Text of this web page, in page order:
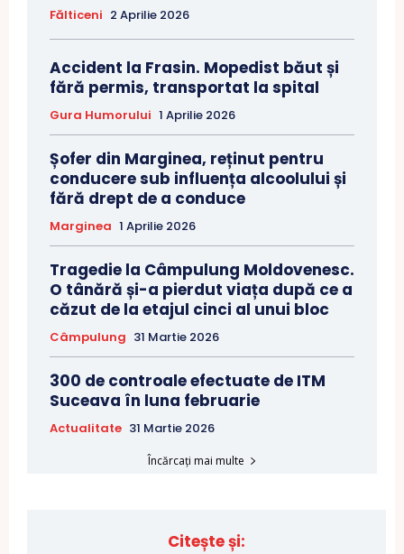
Fălticeni 2 Aprilie 2026
Accident la Frasin. Mopedist băut și
fără permis, transportat la spital
Gura Humorului 1 Aprilie 2026
Șofer din Marginea, reținut pentru
conducere sub influența alcoolului și
fără drept de a conduce
Marginea 1 Aprilie 2026
Tragedie la Câmpulung Moldovenesc.
O tânără și-a pierdut viața după ce a
căzut de la etajul cinci al unui bloc
Câmpulung 31 Martie 2026
300 de controale efectuate de ITM
Suceava în luna februarie
Actualitate 31 Martie 2026
Încărcați mai multe
Citește și: